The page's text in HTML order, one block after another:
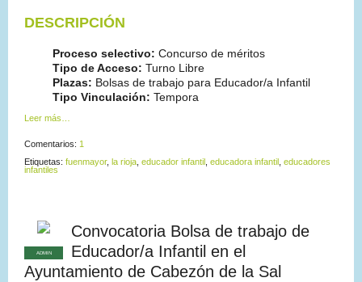
DESCRIPCIÓN
Proceso selectivo: Concurso de méritos
Tipo de Acceso: Turno Libre
Plazas: Bolsas de trabajo para Educador/a Infantil
Tipo Vinculación: Tempora
Leer más…
Comentarios: 1
Etiquetas: fuenmayor, la rioja educador infantil educadora infantil
educadores
infantiles
ADMIN
Convocatoria Bolsa de trabajo de
Educador/a Infantil en el
Ayuntamiento de Cabezón de la Sal